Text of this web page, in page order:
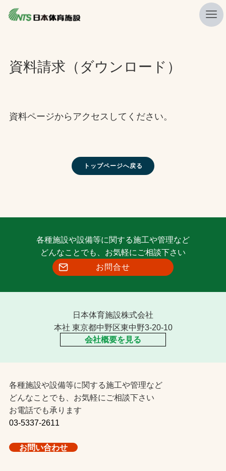
ニュース
レポート
検索
お問合せ
お取引先の皆様へ
プライバシーポリシー
ソーシャルメディアポリシー
文字の見えづらさや操作にお困りの方へ
資料請求（ダウンロード）
資料ページからアクセスしてください。
トップページへ戻る
各種施設や設備等に関する施工や管理など
どんなことでも、お気軽にご相談下さい
お問合せ
日本体育施設株式会社
本社 東京都中野区東中野3-20-10
会社概要を見る
各種施設や設備等に関する施工や管理など
どんなことでも、お気軽にご相談下さい
お電話でも承ります
03-5337-2611
お問い合わせ